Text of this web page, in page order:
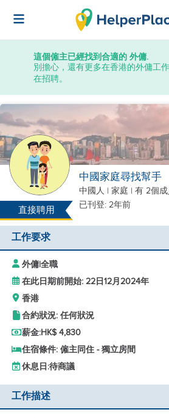
這個僱主已經找到合適的 外傭.
別擔心，還有更多在香港的外傭工
在招聘。
直接聘用
中國家庭尋找幫手
中國人 | 家庭 | 有 2個
已刊登: 2年前
工作要求
外傭|全職
在此日期前開始: 22日12月2024年
香港
合約狀況: 任何狀況
薪金:HK$ 4,830
住宿條件: 僱主同住 - 獨立房間
休息日:待商議
工作描述